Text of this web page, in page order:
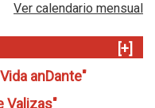
Ver calendario mensual
[+]
anDante"
Valizas"